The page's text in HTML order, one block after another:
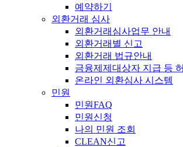
예약하기
외환거래 심사
외환거래심사업무 안내
외환거래별 신고
외환거래 법규안내
금융제제대상자 지급 등
온라인 외환심사 시스템
민원
민원FAQ
민원신청
나의 민원 조회
CLEAN신고